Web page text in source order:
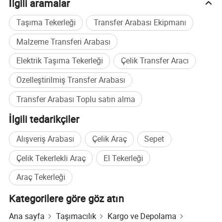
İlgili aramalar
Taşıma Tekerleği
Transfer Arabası Ekipmanı
Malzeme Transferi Arabası
Elektrik Taşıma Tekerleği
Çelik Transfer Aracı
Özelleştirilmiş Transfer Arabası
Transfer Arabası Toplu satın alma
İlgili tedarikçiler
Alışveriş Arabası Çelik Araç
Sepet
Çelik Tekerlekli Araç
El Tekerleği
Araç Tekerleği
Kategorilere göre göz atın
Ana sayfa Taşımacılık Kargo ve Depolama